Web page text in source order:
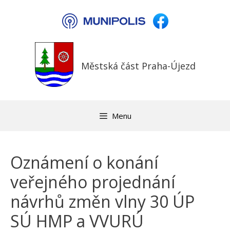
Městská část Praha-Újezd
Menu
Oznámení o konání
veřejného projednání
návrhů změn vlny 30 ÚP
SÚ HMP a VVURÚ